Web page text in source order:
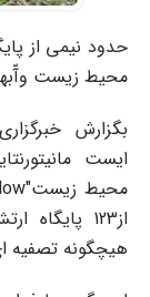
حدود نیمی از
محیط زیست
بگزارش
ایست
از123
هیچگونه تصفیه